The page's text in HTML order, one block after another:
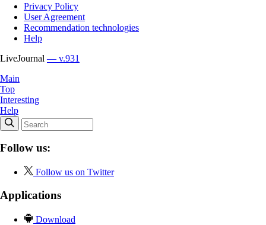
Privacy Policy
User Agreement
Recommendation technologies
Help
LiveJournal — v.931
Main
Top
Interesting
Help
Follow us:
Follow us on Twitter
Applications
Download